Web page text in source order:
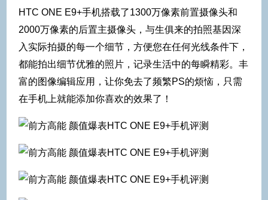
HTC ONE E9+手机搭载了1300万像素前置摄像头和
2000万像素的后置主摄像头，与生俱来的拍照基因深
入实际拍摄的每一个细节，方便您在任何光线条件下，
都能拍出细节优雅的照片，记录生活中的每瞬精彩。丰
富的图像编辑应用，让你免去了频繁PS的烦恼，只需
在手机上就能添加你喜欢的效果了！